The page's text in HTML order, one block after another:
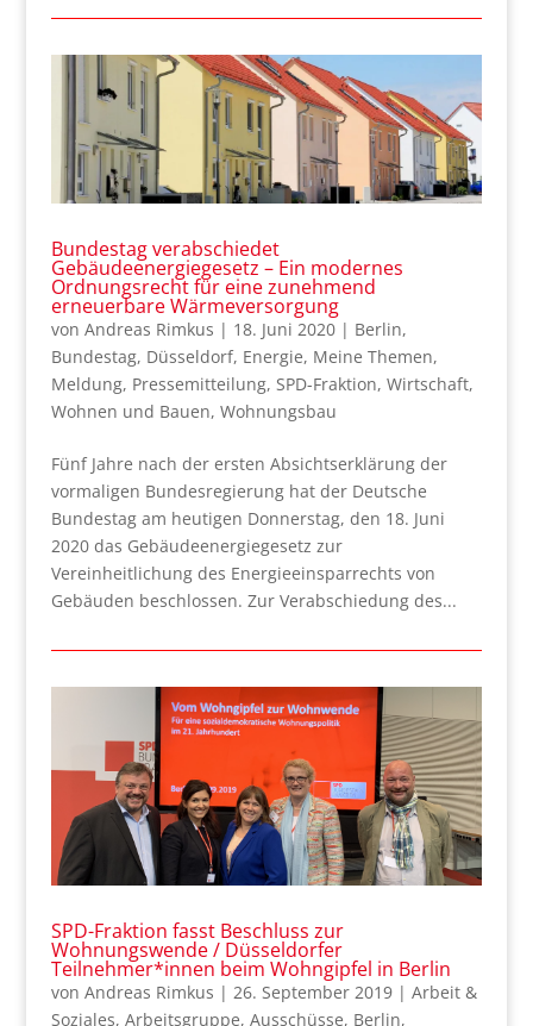
Bundestag verabschiedet
Gebäudeenergiegesetz – Ein modernes
Ordnungsrecht für eine zunehmend
erneuerbare Wärmeversorgung
von Andreas Rimkus | 18. Juni 2020| Berlin,
Bundestag, Düsseldorf, Energie, Meine Themen,
Meldung, Pressemitteilung, SPD-Fraktion, Wirtschaft,
Wohnen und Bauen, Wohnungsbau
Fünf Jahre nach der ersten Absichtserklärung der
vormaligen Bundesregierung hat der Deutsche
Bundestag am heutigen Donnerstag, den 18. Juni
2020 das Gebäudeenergiegesetz zur
Vereinheitlichung des Energieeinsparrechts von
Gebäuden beschlossen. Zur Verabschiedung des...
SPD-Fraktion fasst Beschluss zur
Wohnungswende / Düsseldorfer
Teilnehmer*innen beim Wohngipfel in Berlin
von Andreas Rimkus | 26. September 2019| Arbeit &
Soziales, Arbeitsgruppe, Ausschüsse, Berlin,